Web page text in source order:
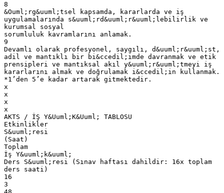
8
&Ouml;rg&uuml;tsel kapsamda, kararlarda ve iş
uygulamalarında s&uuml;rd&uuml;r&uuml;lebilirlik ve
kurumsal sosyal
sorumluluk kavramlarını anlamak.
9
Devamlı olarak profesyonel, saygılı, d&uuml;r&uuml;st,
adil ve mantıklı bir bi&ccedil;imde davranmak ve etik
prensipleri ve mantıksal akıl y&uuml;r&uuml;tmeyi iş
kararlarını almak ve doğrulamak i&ccedil;in kullanmak.
*1’den 5’e kadar artarak gitmektedir.
x
x
x
x
AKTS / İŞ Y&Uuml;K&Uuml; TABLOSU
Etkinlikler
S&uuml;resi
(Saat)
Toplam
İş Y&uuml;k&uuml;
Ders S&uuml;resi (Sınav haftası dahildir: 16x toplam
ders saati)
16
3